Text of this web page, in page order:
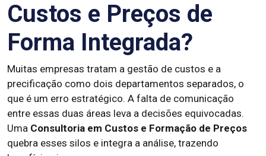
Custos e Preços de
Forma Integrada?
Muitas empresas tratam a gestão de custos e a
precificação como dois departamentos separados, o
que é um erro estratégico. A falta de comunicação
entre essas duas áreas leva a decisões equivocadas.
Uma Consultoria em Custos e Formação de Preços
quebra esses silos e integra a análise, trazendo